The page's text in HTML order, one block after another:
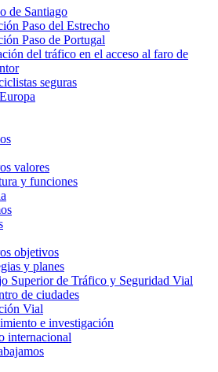
de Santiago
Paso del Estrecho
Paso de Portugal
del tráfico en el acceso al faro de
seguras
valores
y funciones
objetivos
y planes
Superior de Tráfico y Seguridad Vial
de ciudades
Vial
e investigación
internacional